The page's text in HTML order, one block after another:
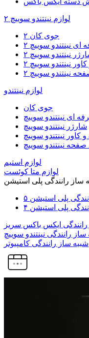
لوازم نینتندو سوییچ ۲
جوی کان ۲
ای نینتندو سوییچ ۲
نینتندو سوییچ ۲
نینتندو سوییچ ۲
نینتندو سوییچ ۲
لوازم نینتندو
جوی کان
ای نینتندو سوییچ
شارژر نینتندو سوییچ
کاور نینتندو سوییچ
نینتندو سوییچ
لوازم استیم
لوازم متا کوئست
ساز رانندگی پلی استیشن
پلی استیشن ۵
پلی استیشن ۴
ایکس باکس سریز
ساز رانندگی نینتندو سوییچ
شبیه ساز رانندگی کامپیوتر